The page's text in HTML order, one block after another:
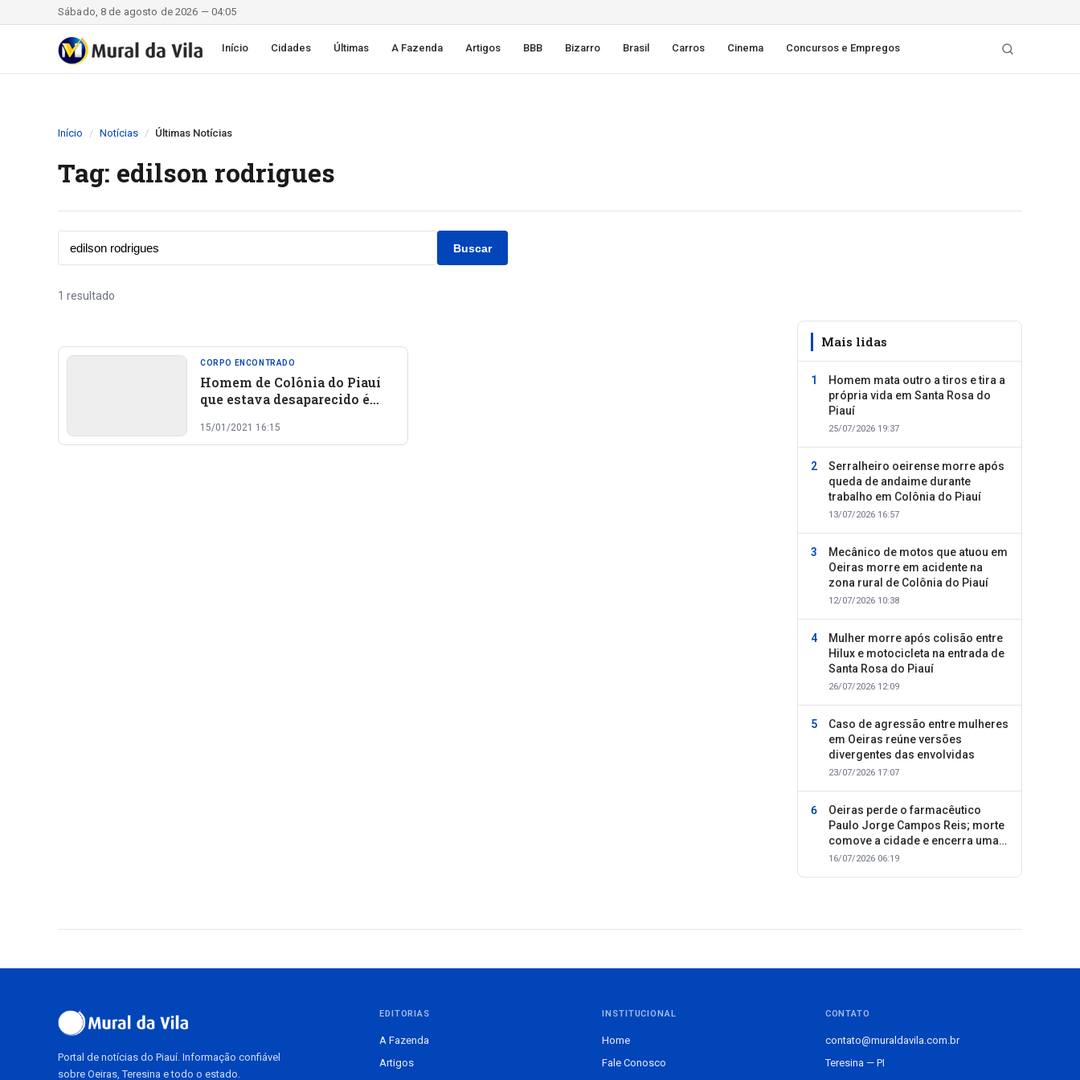
Sábado, 8 de agosto de 2026 — 04:05
Início Cidades Últimas A Fazenda Artigos BBB Bizarro Brasil Carros Cinema Concursos e Empregos
Início Notícias Últimas Notícias
Tag: edilson rodrigues
Buscar
1 resultado
CORPO ENCONTRADO
Homem de Colônia do Piauí
que estava desaparecido é
em Oeiras
15/01/2021 16:15
Mais lidas
Homem mata outro a tiros e tira a
própria vida em Santa Rosa do
Piauí
25/07/2026 19:37
Serralheiro oeirense morre após
queda de andaime durante
trabalho em Colônia do Piauí
13/07/2026 16:57
Mecânico de motos que atuou em
Oeiras morre em acidente na
zona rural de Colônia do Piauí
12/07/2026 10:38
Mulher morre após colisão entre
Hilux e motocicleta na entrada de
Santa Rosa do Piauí
26/07/2026 12:09
Caso de agressão entre mulheres
em Oeiras reúne versões
divergentes das envolvidas
23/07/2026 17:07
Oeiras perde o farmacêutico
Paulo Jorge Campos Reis; morte
comove a cidade e encerra uma
trajetória dedicada ao cuidado
16/07/2026 06:19
Portal de notícias do Piauí. Informação confiável
sobre Oeiras, Teresina e todo o estado.
EDITORIAS
A Fazenda
Artigos
INSTITUCIONAL
Home
Fale Conosco
CONTATO
contato@muraldavila.com.br
Teresina — PI